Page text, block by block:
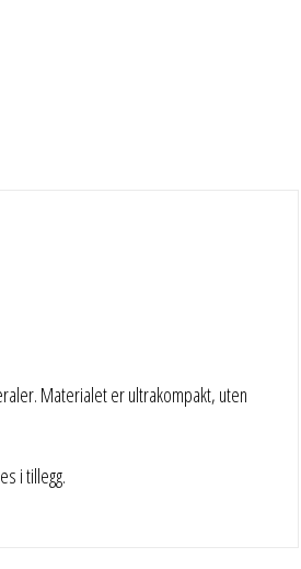
Materialet er ultrakompakt, uten
i tillegg.